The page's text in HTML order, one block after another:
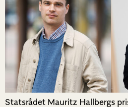
Statsrådet Mauritz Hallbergs